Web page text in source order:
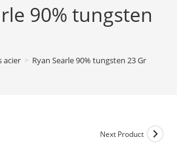
90% tungsten
acier > Ryan Searle 90% tungsten 23 Gr
Next Product